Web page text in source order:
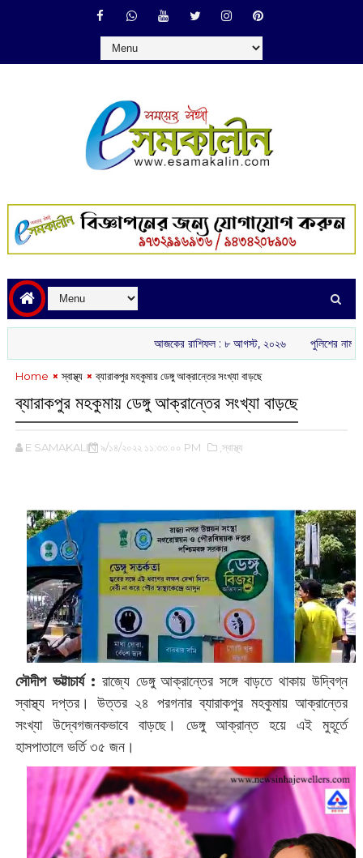
আজকের রাশিফল :‌ ‌‌৮ আগস্ট, ২০২৬ পুলিশের নাম ভাঙিয়ে
Home ‌স্বাস্থ্য ব্যারাকপুর মহকুমায় ডেঙ্গু আক্রান্তের সংখ্যা বাড়ছে
ব্যারাকপুর মহকুমায় ডেঙ্গু আক্রান্তের সংখ্যা বাড়ছে
E SAMAKALIN ৯/১৪/২০২২ ১১:৩৩:০০ PM ,‌স্বাস্থ্য
সৌদীপ ভট্টাচার্য : ‌ রাজ্যে ডেঙ্গু আক্রান্তের সঙ্গে বাড়তে থাকায় উদ্বিগ্ন
স্বাস্থ্য দপ্তর। উত্তর ২৪ পরগনার ব্যারাকপুর মহকুমায় আক্রান্তের
সংখ্যা উদ্বেগজনকভাবে বাড়ছে। ডেঙ্গু আক্রান্ত হয়ে এই মুহূর্তে
হাসপাতালে ভর্তি ৩৫ জন।